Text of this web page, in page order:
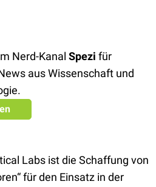
Nerd-Kanal Spezi für
aus Wissenschaft und
Labs ist die Schaffung von
für den Einsatz in der